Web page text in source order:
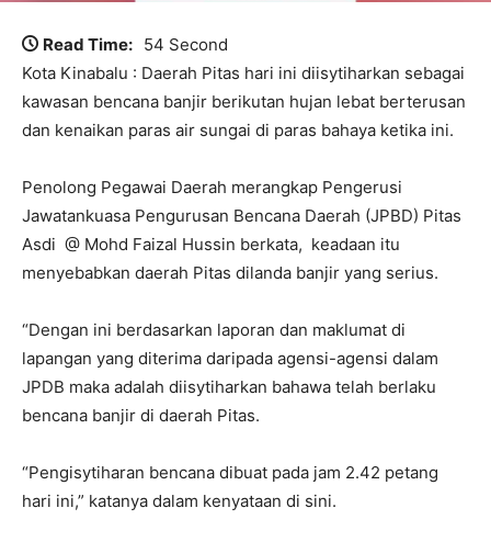
Read Time: 54 Second
Kota Kinabalu : Daerah Pitas hari ini diisytiharkan sebagai
kawasan bencana banjir berikutan hujan lebat berterusan
dan kenaikan paras air sungai di paras bahaya ketika ini.
Penolong Pegawai Daerah merangkap Pengerusi
Jawatankuasa Pengurusan Bencana Daerah (JPBD) Pitas
Asdi @ Mohd Faizal Hussin berkata, keadaan itu
menyebabkan daerah Pitas dilanda banjir yang serius.
“Dengan ini berdasarkan laporan dan maklumat di
lapangan yang diterima daripada agensi-agensi dalam
JPDB maka adalah diisytiharkan bahawa telah berlaku
bencana banjir di daerah Pitas.
“Pengisytiharan bencana dibuat pada jam 2.42 petang
hari ini,” katanya dalam kenyataan di sini.